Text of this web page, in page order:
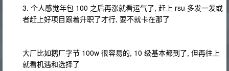
3. 个人感觉年包 100 之后再涨就看运气了, 赶上 rsu 多发一发或
者赶上好项目跟着升职了才行, 要不就卡在那了
大厂比如鹅厂字节 100w 很容易的, 10 级基本都到了, 但再往上
就看机遇和选择了